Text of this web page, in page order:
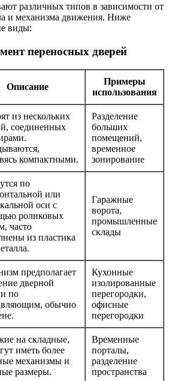
различных типов в зависимости от
и механизма движения. Ниже
виды:
переносных дверей
Описание
Примеры
использования
из нескольких
соединенных
компактными.
Разделение
больших
помещений,
временное
зонирование
по
или
оси с
роликовых
часто
из пластика
Гаражные
ворота,
промышленные
склады
предполагает
дверной
по
обычно
Кухонные
изолированные
перегородки,
офисные
перегородки
на складные,
иметь более
механизмы и
размеры.
Временные
порталы,
разделение
пространства